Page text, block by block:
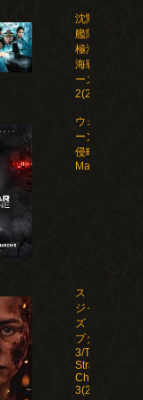
沈黙の
艦隊 北
極海大
海戦 シ
ーズン
2(2026)
ウォー・マシ
ーン: 未知な
侵略者/War
ストレン
ジャー
ズ：チャ
プター
3/The
Strangers:
Chapter
3(2026)